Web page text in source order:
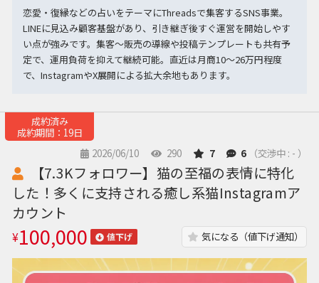
恋愛・復縁などの占いをテーマにThreadsで集客するSNS事業。
LINEに見込み顧客基盤があり、引き継ぎ後すぐ運営を開始しやす
い点が強みです。集客〜販売の導線や投稿テンプレートも共有予
定で、運用負荷を抑えて継続可能。直近は月商10〜26万円程度
で、InstagramやX展開による拡大余地もあります。
成約済み
成約期間：19日
2026/06/10
290 7 6 （交渉中 : - ）
【7.3Kフォロワー】猫の至福の表情に特化
した！多くに支持される癒し系猫Instagramア
カウント
¥100,000 値下げ 気になる（値下げ通知）